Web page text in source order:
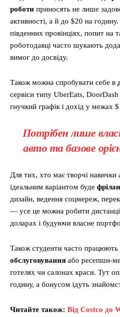
роботи приносять не лише
активності, а й до $20 на
південних провінціях, попит на
роботодавці часто шукають
вимог до досвіду.
Також можна спробувати себе в
сервіси типу UberEats,
гнучкий графік і дохід у межах
Потрібен лише
авто та базове
Для тих, хто має творчі навички
ідеальним варіантом буде
дизайн, ведення соцмереж,
— усе це можна робити
доларах і будуючи власне
Також студенти часто працюють
обслуговування або ресепшн-
готелях чи салонах краси. Тут
годину, а бонусом ідуть
Читайте також: Від Costco до